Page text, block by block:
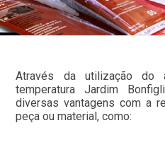
Através da utilização do
temperatura Jardim
diversas vantagens com a
peça ou material, como: